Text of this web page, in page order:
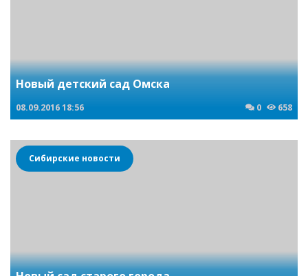
Новый детский сад Омска
08.09.201618:56 0 658
Сибирские новости